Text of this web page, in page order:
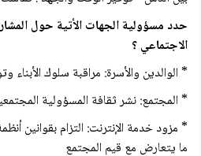
حدد مسؤولية الجهات الأتية حول
الاجتماعي ؟
* الوالدين والأسرة: مراقبة سلوك الأبناء
* المجتمع: نشر ثقافة المسؤولية
* مزود خدمة الإنترنت: التزام بقوانين
ما يتعارض مع قيم المجتمع